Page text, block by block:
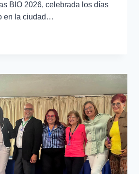
BIO 2026, celebrada los días
en la ciudad…